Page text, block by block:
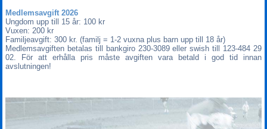
Medlemsavgift 2026
Ungdom upp till 15 år: 100 kr
Vuxen: 200 kr
Familjeavgift: 300 kr. (familj = 1-2 vuxna plus barn upp till 18 år)
Medlemsavgiften betalas till bankgiro 230-3089 eller swish till 123-484 29
02. För att erhålla pris måste avgiften vara betald i god tid innan
avslutningen!